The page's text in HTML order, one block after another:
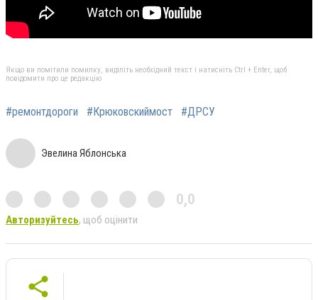
Якщо ви помітили помилку, виділіть необхідний текст і натисніть Ctrl + Enter, щоб
повідомити про це редакцію
#ремонтдороги #Крюковскиймост #ДРСУ
Эвелина Яблонська
0,0
Авторизуйтесь, щоб оцінити